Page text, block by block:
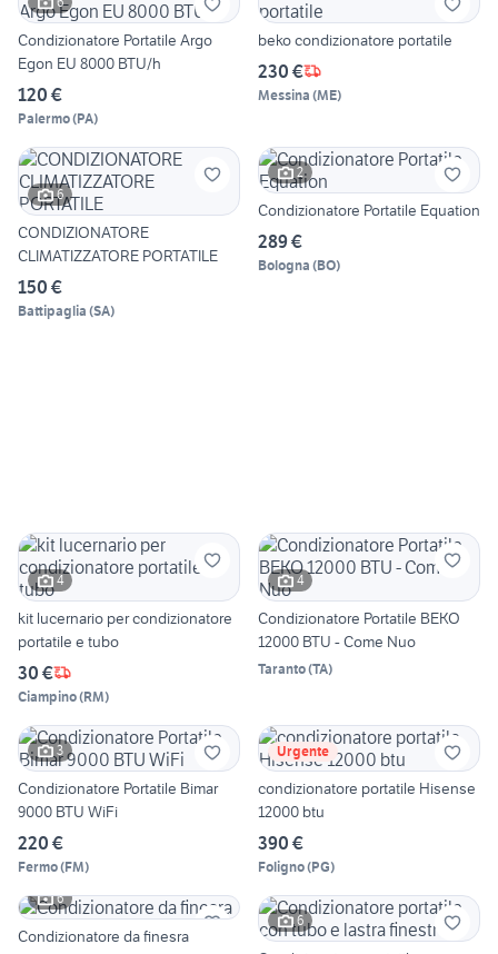
Condizionatore Portatile Argo
Egon EU 8000 BTU/h
120 €
Palermo(PA)
beko condizionatore portatile
230 €
Messina (ME)
6
CONDIZIONATORE
CLIMATIZZATORE PORTATILE
150 €
Battipaglia (SA)
2
Condizionatore Portatile Equation
289 €
Bologna (BO)
4
kit lucernario per condizionatore
portatile e tubo
30 €
Ciampino(RM)
4
Condizionatore Portatile BEKO
12000 BTU - Come Nuo
Taranto(TA)
3
Condizionatore Portatile Bimar
9000 BTU WiFi
220 €
Fermo(FM)
Urgente
condizionatore portatile Hisense
12000 btu
390 €
Foligno(PG)
6
Condizionatore da finesra
6